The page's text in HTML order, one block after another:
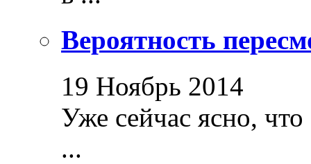
Вероятность
19 Ноябрь 2014
Уже сейчас ясно,
...